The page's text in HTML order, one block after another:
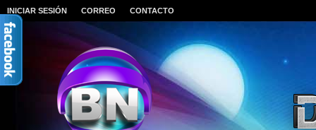
INICIAR SESIÓN CORREO CONTACTO